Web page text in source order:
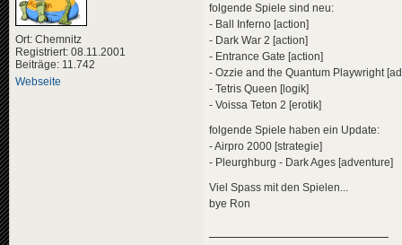
Ort: Chemnitz
Registriert: 08.11.2001
Beiträge: 11.742
Webseite
folgende Spiele sind neu:
- Ball Inferno [action]
- Dark War 2 [action]
- Entrance Gate [action]
- Ozzie and the Quantum Playwright
- Tetris Queen [logik]
- Voissa Teton 2 [erotik]
folgende Spiele haben ein Update:
- Airpro 2000 [strategie]
- Pleurghburg - Dark Ages [adventure]
Viel Spass mit den Spielen...
bye Ron